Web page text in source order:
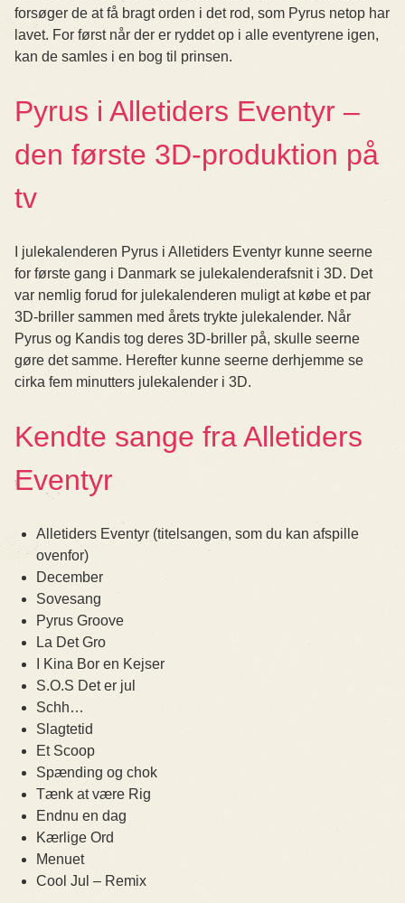
forsøger de at få bragt orden i det rod, som Pyrus netop har
lavet. For først når der er ryddet op i alle eventyrene igen,
kan de samles i en bog til prinsen.
Pyrus i Alletiders Eventyr –
den første 3D-produktion på
tv
I julekalenderen Pyrus i Alletiders Eventyr kunne seerne
for første gang i Danmark se julekalenderafsnit i 3D. Det
var nemlig forud for julekalenderen muligt at købe et par
3D-briller sammen med årets trykte julekalender. Når
Pyrus og Kandis tog deres 3D-briller på, skulle seerne
gøre det samme. Herefter kunne seerne derhjemme se
cirka fem minutters julekalender i 3D.
Kendte sange fra Alletiders
Eventyr
Alletiders Eventyr (titelsangen, som du kan afspille
ovenfor)
December
Sovesang
Pyrus Groove
La Det Gro
I Kina Bor en Kejser
S.O.S Det er jul
Schh…
Slagtetid
Et Scoop
Spænding og chok
Tænk at være Rig
Endnu en dag
Kærlige Ord
Menuet
Cool Jul – Remix